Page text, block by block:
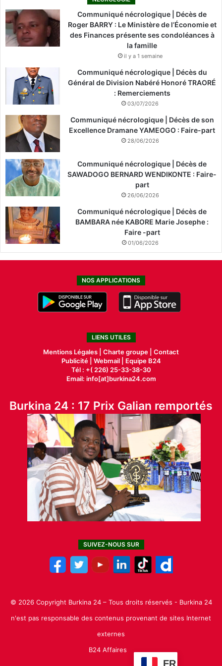
Communiqué nécrologique | Décès de
Roger BARRY : Le Ministère de l’Économie et
des Finances présente ses condoléances à
la famille
il y a 1 semaine
Communiqué nécrologique | Décès du
Général de Division Nabéré Honoré TRAORÉ
: Remerciements
03/07/2026
Communiqué nécrologique | Décès de son
Excellence Dramane YAMEOGO : Faire-part
28/06/2026
Communiqué nécrologique | Décès de
SAWADOGO BERNARD WENDIKONTE : Faire-
part
26/06/2026
Communiqué nécrologique | Décès de
BAMBARA née KABORE Marie Josephe :
Faire -part
01/06/2026
NOS APPLICATIONS
LIENS UTILES
Mentions Légales | Charte groupe | Contact
Publicité| Webmail |
Equipe B24
Tél : +( 226) 25-33-38-30
Email: info[at]burkina24.com
Burkina 24 : 17 Prix Galian remportés
SUIVEZ-NOUS SUR
© 2026 Copyright Burkina 24 – Tous droits réservés - Burkina 24
n'est pas responsable des contenus provenant de sites Internet
externes
B24 Affaires
FR